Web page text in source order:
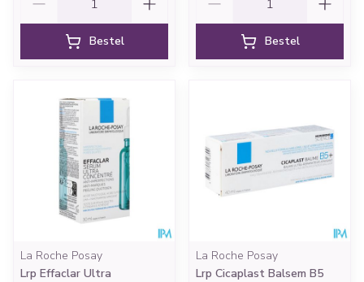
Bestel Bestel
La Roche Posay
Lrp Effaclar Ultra
La Roche Posay
Lrp Cicaplast Balsem B5